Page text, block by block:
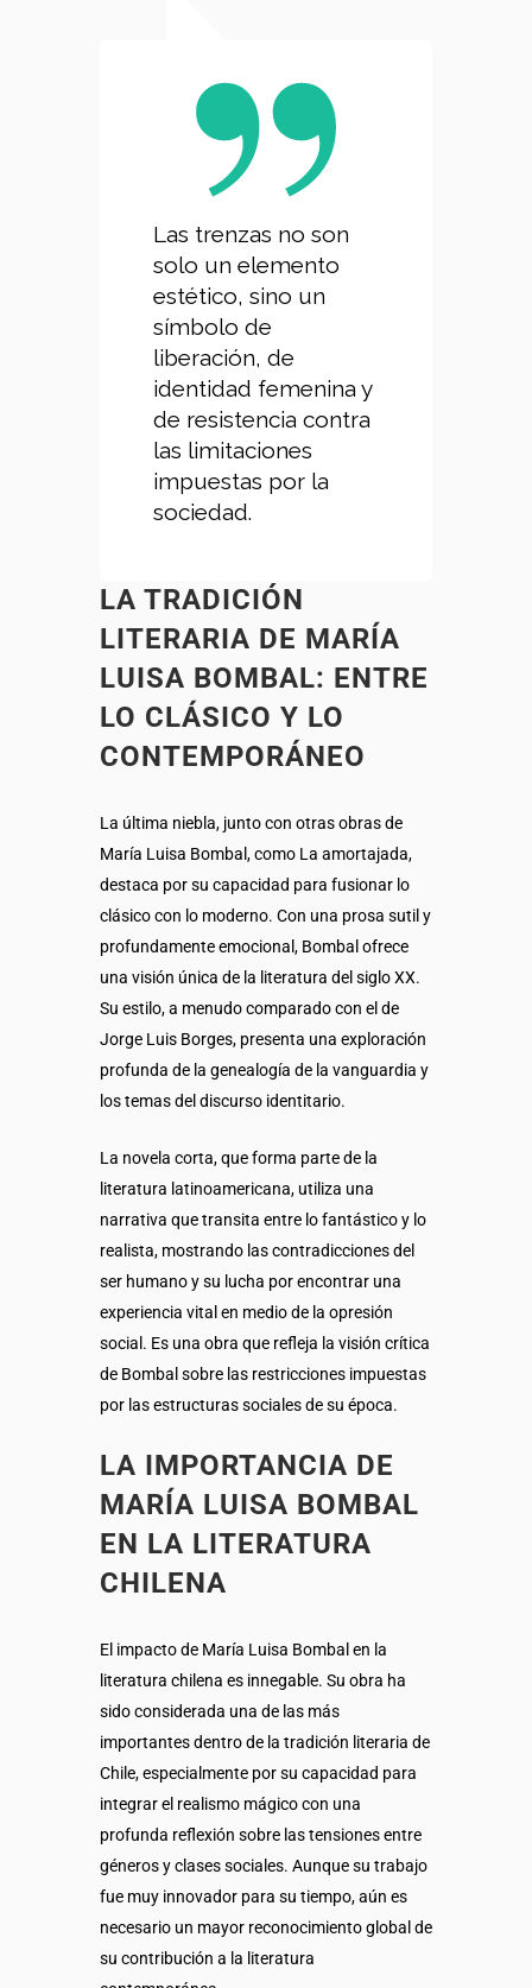
Las trenzas no son
solo un elemento
estético, sino un
símbolo de
liberación, de
identidad femenina y
de resistencia contra
las limitaciones
impuestas por la
sociedad.
LA TRADICIÓN
LITERARIA DE MARÍA
LUISA BOMBAL: ENTRE
LO CLÁSICO Y LO
CONTEMPORÁNEO
La última niebla, junto con otras obras de
María Luisa Bombal, como La amortajada,
destaca por su capacidad para fusionar lo
clásico con lo moderno. Con una prosa sutil y
profundamente emocional, Bombal ofrece
una visión única de la literatura del siglo XX.
Su estilo, a menudo comparado con el de
Jorge Luis Borges, presenta una exploración
profunda de la genealogía de la vanguardia y
los temas del discurso identitario.
La novela corta, que forma parte de la
literatura latinoamericana, utiliza una
narrativa que transita entre lo fantástico y lo
realista, mostrando las contradicciones del
ser humano y su lucha por encontrar una
experiencia vital en medio de la opresión
social. Es una obra que refleja la visión crítica
de Bombal sobre las restricciones impuestas
por las estructuras sociales de su época.
LA IMPORTANCIA DE
MARÍA LUISA BOMBAL
EN LA LITERATURA
CHILENA
El impacto de María Luisa Bombal en la
literatura chilena es innegable. Su obra ha
sido considerada una de las más
importantes dentro de la tradición literaria de
Chile, especialmente por su capacidad para
integrar el realismo mágico con una
profunda reflexión sobre las tensiones entre
géneros y clases sociales. Aunque su trabajo
fue muy innovador para su tiempo, aún es
necesario un mayor reconocimiento global de
su contribución a la literatura